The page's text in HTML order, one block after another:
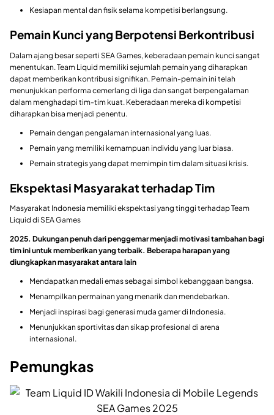
Kesiapan mental dan fisik selama kompetisi berlangsung.
Pemain Kunci yang Berpotensi Berkontribusi
Dalam ajang besar seperti SEA Games, keberadaan pemain kunci sangat
menentukan. Team Liquid memiliki sejumlah pemain yang diharapkan
dapat memberikan kontribusi signifikan. Pemain-pemain ini telah
menunjukkan performa cemerlang di liga dan sangat berpengalaman
dalam menghadapi tim-tim kuat. Keberadaan mereka di kompetisi
diharapkan bisa menjadi penentu.
Pemain dengan pengalaman internasional yang luas.
Pemain yang memiliki kemampuan individu yang luar biasa.
Pemain strategis yang dapat memimpin tim dalam situasi krisis.
Ekspektasi Masyarakat terhadap Tim
Masyarakat Indonesia memiliki ekspektasi yang tinggi terhadap Team
Liquid di SEA Games
2025. Dukungan penuh dari penggemar menjadi motivasi tambahan bagi
tim ini untuk memberikan yang terbaik. Beberapa harapan yang
diungkapkan masyarakat antara lain
Mendapatkan medali emas sebagai simbol kebanggaan bangsa.
Menampilkan permainan yang menarik dan mendebarkan.
Menjadi inspirasi bagi generasi muda gamer di Indonesia.
Menunjukkan sportivitas dan sikap profesional di arena
internasional.
Pemungkas